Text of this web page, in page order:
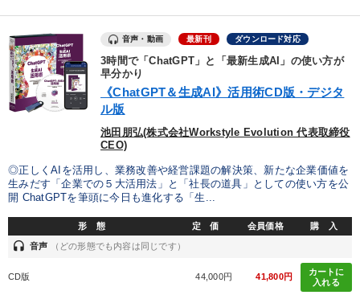
音声・動画 最新刊 ダウンロード対応
3時間で「ChatGPT」と「最新生成AI」の使い方が
早分かり
《ChatGPT＆生成AI》活用術CD版・デジタ
ル版
池田朋弘(株式会社Workstyle Evolution 代表取締役
CEO)
◎正しくAIを活用し、業務改善や経営課題の解決策、新たな企業価値を
生みだす「企業での５大活用法」と「社長の道具」としての使い方を公
開 ChatGPTを筆頭に今日も進化する「生...
形 態 定 価 会員価格 購 入
headset 音声 （どの形態でも内容は同じです）
CD版 44,000円 41,800円
カートに
入れる